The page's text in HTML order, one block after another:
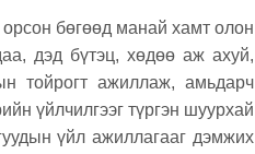
бөгөөд манай хамт олон
дэд бүтэц, хөдөө аж ахуй,
тойрогт ажиллаж, амьдарч
үйлчилгээг түргэн шуурхай
үйл ажиллагааг дэмжих